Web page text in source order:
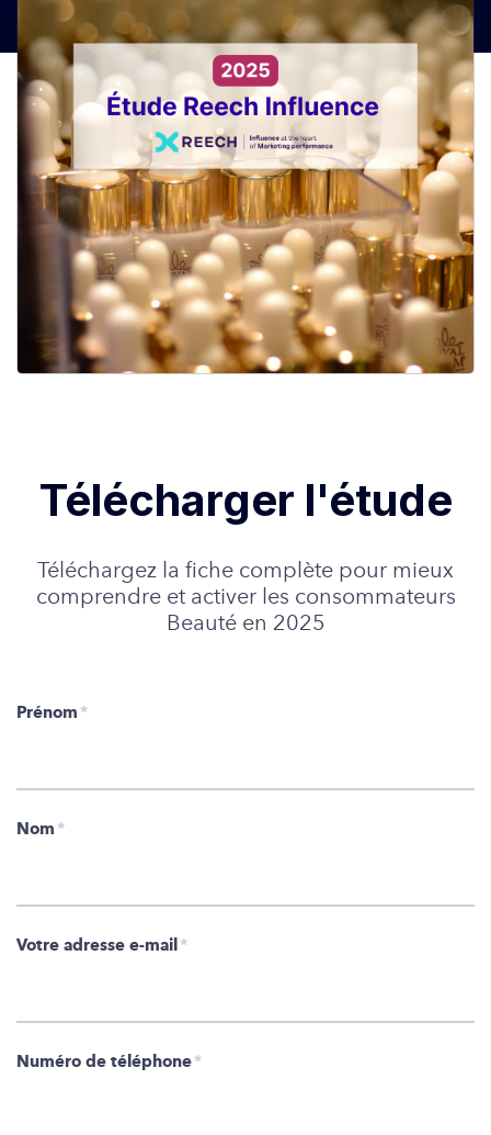
Télécharger l'étude
Téléchargez la fiche complète pour mieux
comprendre et activer les consommateurs
Beauté en 2025
Prénom *
Nom *
Votre adresse e-mail *
Numéro de téléphone *